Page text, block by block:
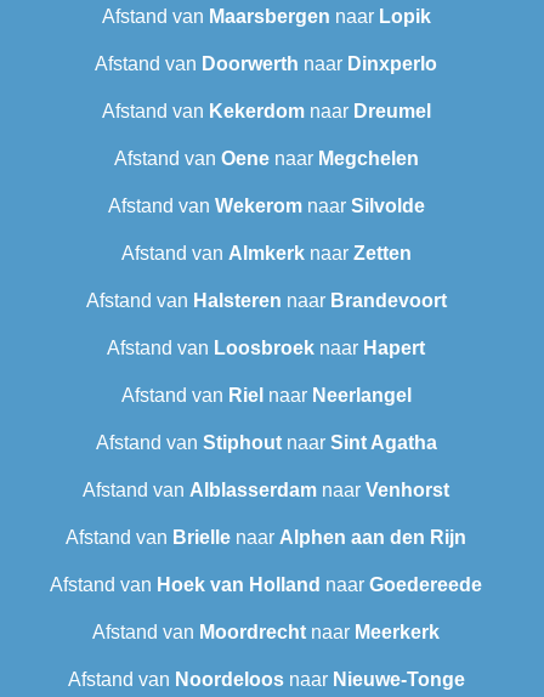
Afstand van Maarsbergen naar Lopik
Afstand van Doorwerth naar Dinxperlo
Afstand van Kekerdomnaar Dreumel
Afstand van Oenenaar Megchelen
Afstand van Wekeromnaar Silvolde
Afstand van Almkerknaar Zetten
Afstand van Halsteren naar Brandevoort
Afstand van Loosbroek naar Hapert
Afstand van Riel naar Neerlangel
Afstand van Stiphoutnaar Sint Agatha
Afstand van Alblasserdam naar Venhorst
Afstand van Brielle naar Alphen aan den Rijn
Afstand van Hoek van Holland naar Goedereede
Afstand van Moordrecht naar Meerkerk
Afstand van Noordeloosnaar Nieuwe-Tonge